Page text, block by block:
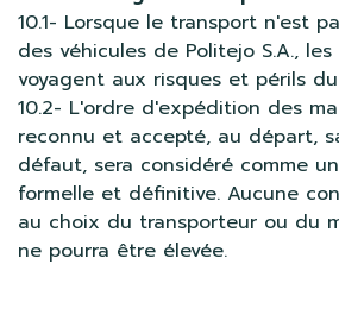
10.1- Lorsque le transport n'est
des véhicules de Politejo S.A.,
voyagent aux risques et périls
10.2- L'ordre d'expédition des
reconnu et accepté, au départ,
défaut, sera considéré comme
formelle et définitive. Aucune
au choix du transporteur ou du
ne pourra être élevée.